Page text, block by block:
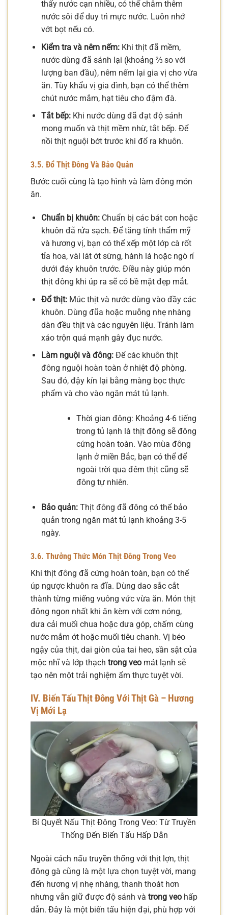
thấy nước cạn nhiều, có thể châm thêm
nước sôi để duy trì mực nước. Luôn nhớ
vớt bọt nếu có.
Kiểm tra và nêm nếm:Khi thịt đã mềm,
nước dùng đã sánh lại (khoảng ⅔ so với
lượng ban đầu), nêm nếm lại gia vị cho vừa
ăn. Tùy khẩu vị gia đình, bạn có thể thêm
chút nước mắm, hạt tiêu cho đậm đà.
Tắt bếp:Khi nước dùng đã đạt độ sánh
mong muốn và thịt mềm nhừ, tắt bếp. Để
nồi thịt nguội bớt trước khi đổ ra khuôn.
3.5. Đổ Thịt Đông Và Bảo Quản
Bước cuối cùng là tạo hình và làm đông món
ăn.
Chuẩn bị khuôn:Chuẩn bị các bát con hoặc
khuôn đã rửa sạch. Để tăng tính thẩm mỹ
và hương vị, bạn có thể xếp một lớp cà rốt
tỉa hoa, vài lát ớt sừng, hành lá hoặc ngò rí
dưới đáy khuôn trước. Điều này giúp món
thịt đông khi úp ra sẽ có bề mặt đẹp mắt.
Đổ thịt:Múc thịt và nước dùng vào đầy các
khuôn. Dùng đũa hoặc muỗng nhẹ nhàng
dàn đều thịt và các nguyên liệu. Tránh làm
xáo trộn quá mạnh gây đục nước.
Làm nguội và đông:Để các khuôn thịt
đông nguội hoàn toàn ở nhiệt độ phòng.
Sau đó, đậy kín lại bằng màng bọc thực
phẩm và cho vào ngăn mát tủ lạnh.
Thời gian đông: Khoảng 4-6 tiếng
trong tủ lạnh là thịt đông sẽ đông
cứng hoàn toàn. Vào mùa đông
lạnh ở miền Bắc, bạn có thể để
ngoài trời qua đêm thịt cũng sẽ
đông tự nhiên.
Bảo quản:Thịt đông đã đông có thể bảo
quản trong ngăn mát tủ lạnh khoảng 3-5
ngày.
3.6. Thưởng Thức Món Thịt Đông Trong Veo
Khi thịt đông đã cứng hoàn toàn, bạn có thể
úp ngược khuôn ra đĩa. Dùng dao sắc cắt
thành từng miếng vuông vức vừa ăn. Món thịt
đông ngon nhất khi ăn kèm với cơm nóng,
dưa cải muối chua hoặc dưa góp, chấm cùng
nước mắm ớt hoặc muối tiêu chanh. Vị béo
ngậy của thịt, dai giòn của tai heo, sần sật của
mộc nhĩ và lớp thạch trong veo mát lạnh sẽ
tạo nên một trải nghiệm ẩm thực tuyệt vời.
IV. Biến Tấu Thịt Đông Với Thịt Gà – Hương
Vị Mới Lạ
Bí Quyết Nấu Thịt Đông Trong Veo: Từ Truyền
Thống Đến Biến Tấu Hấp Dẫn
Ngoài cách nấu truyền thống với thịt lợn, thịt
đông gà cũng là một lựa chọn tuyệt vời, mang
đến hương vị nhẹ nhàng, thanh thoát hơn
nhưng vẫn giữ được độ sánh và trong veo hấp
dẫn. Đây là một biến tấu hiện đại, phù hợp với